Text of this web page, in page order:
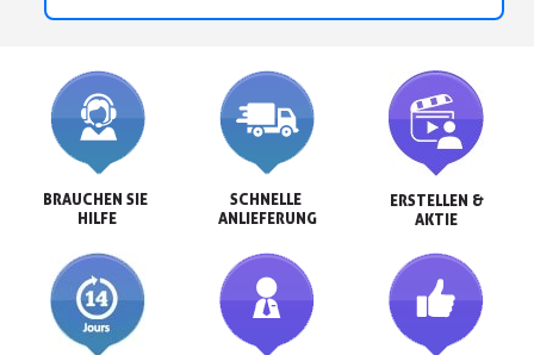
BRAUCHEN SIE
HILFE
SCHNELLE
ANLIEFERUNG
ERSTELLEN &
AKTIE